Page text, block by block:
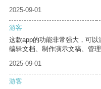
2025-09-01
游客
这款app的功能非常强大，可
编辑文档、制作演示文稿、管理
2025-09-01
游客